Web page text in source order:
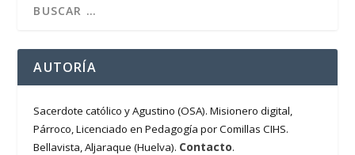
AUTORÍA
Sacerdote católico y Agustino (OSA). Misionero digital,
Párroco, Licenciado en Pedagogía por Comillas CIHS.
Bellavista, Aljaraque (Huelva). Contacto.